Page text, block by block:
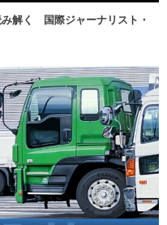
み解く 国際ジャーナリスト・